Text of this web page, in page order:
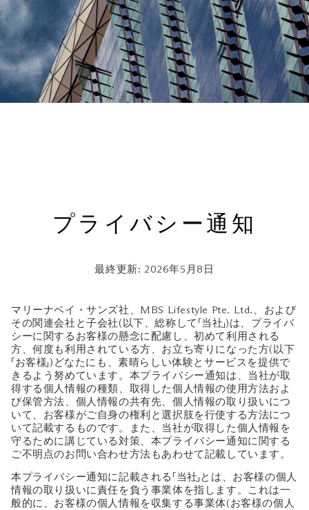
プライバシー通知
最終更新: 2026年5月8日
マリーナベイ・サンズ社、MBS Lifestyle Pte. Ltd.、および
その関連会社と子会社(以下、総称して「当社」)は、プライバ
シーに関するお客様の懸念に配慮し、初めて利用される
方、何度も利用されている方、お立ち寄りになった方(以下
「お客様」)どなたにも、素晴らしい体験とサービスを提供で
きるよう努めています。本プライバシー通知は、当社が取
得する個人情報の種類、取得した個人情報の使用方法およ
び保管方法、個人情報の共有先、個人情報の取り扱いにつ
いて、お客様がご自身の権利と選択肢を行使する方法につ
いて記載するものです。また、当社が取得した個人情報を
守るために講じている対策、本プライバシー通知に関する
ご不明点のお問い合わせ方法もあわせて記載しています。
本プライバシー通知に記載される「当社」とは、お客様の個人
情報の取り扱いに責任を負う事業体を指します。これは一
般的に、お客様の個人情報を収集する事業体(お客様の個人